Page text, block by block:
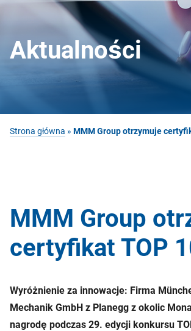
Aktualności
Strona główna » MMM Group otrzymuje
MMM Group
certyfikat TOP
Wyróżnienie za innowacje: Firma
Mechanik GmbH z Planegg z okolic
nagrodę podczas 29. edycji konkursu